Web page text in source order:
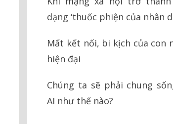
dạng ‘thuốc phiện của nhân
Mất kết nối, bi kịch của con
hiện đại
Chúng ta sẽ phải chung
AI như thế nào?